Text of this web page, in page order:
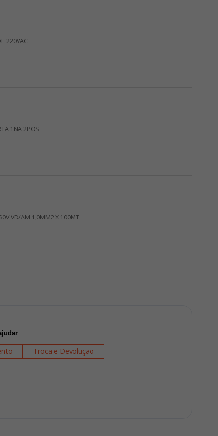
220VAC
1NA 2POS
VD/AM 1,0MM2 X 100MT
Troca e Devolução